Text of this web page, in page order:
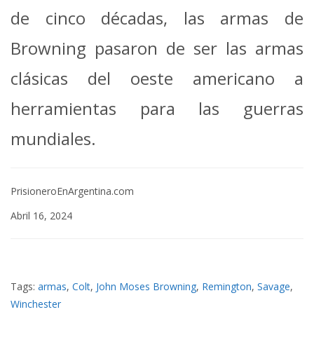
de cinco décadas, las armas de
Browning pasaron de ser las armas
clásicas del oeste americano a
herramientas para las guerras
mundiales.
PrisioneroEnArgentina.com
Abril 16, 2024
Tags: armas, Colt, John Moses Browning, Remington, Savage,
Winchester